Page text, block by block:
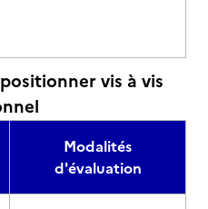
positionner vis à vis
Modalités
d'évaluation